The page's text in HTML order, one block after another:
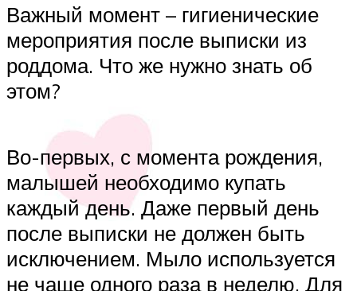
Важный момент – гигиенические
мероприятия после выписки из
роддома. Что же нужно знать об
этом?
Во-первых, с момента рождения,
малышей необходимо купать
каждый день. Даже первый день
после выписки не должен быть
исключением. Мыло используется
не чаще одного раза в неделю. Для